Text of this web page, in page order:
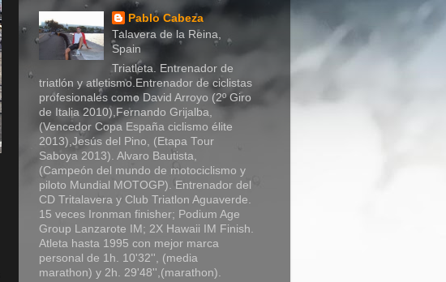
Pablo Cabeza
Talavera de la Reina,
Spain
Triatleta. Entrenador de
triatlón y atletismo.Entrenador de ciclistas
profesionales como David Arroyo (2º Giro
de Italia 2010),Fernando Grijalba,
(Vencedor Copa España ciclismo élite
2013),Jesús del Pino, (Etapa Tour
Saboya 2013). Alvaro Bautista,
(Campeón del mundo de motociclismo y
piloto Mundial MOTOGP). Entrenador del
CD Tritalavera y Club Triatlon Aguaverde.
15 veces Ironman finisher; Podium Age
Group Lanzarote IM; 2X Hawaii IM Finish.
Atleta hasta 1995 con mejor marca
personal de 1h. 10'32'', (media
marathon) y 2h. 29'48'',(marathon).